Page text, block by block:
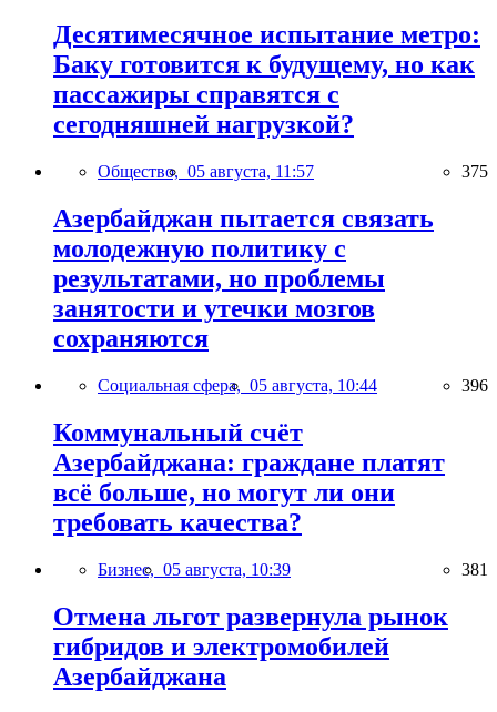
Десятимесячное испытание метро:
Баку готовится к будущему, но как
пассажиры справятся с
сегодняшней нагрузкой?
Общество, 05 августа, 11:57 375
Азербайджан пытается связать
молодежную политику с
результатами, но проблемы
занятости и утечки мозгов
сохраняются
Социальная сфера, 05 августа, 10:44 396
Коммунальный счёт
Азербайджана: граждане платят
всё больше, но могут ли они
требовать качества?
Бизнес, 05 августа, 10:39 381
Отмена льгот развернула рынок
гибридов и электромобилей
Азербайджана